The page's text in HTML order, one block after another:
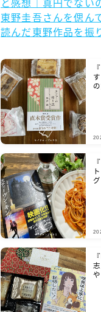
と感想｜真円でない
東野圭吾さんを偲
読んだ東野作品を振